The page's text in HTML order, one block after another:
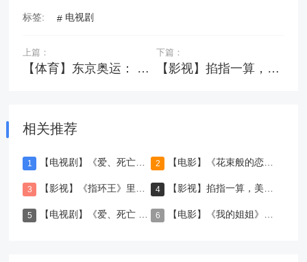
标签: 电视剧
上篇：
【体育】东京奥运： 美国闭幕日夺回金牌榜首，中台港均成绩优异
下篇：
【影视】掐指一算，美国队长的盾牌竟然值3.5亿元人民币
相关推荐
【电视剧】《爱、死亡与机器人》第三季 【电影】《花束般的恋爱》——再见了，但也请别忘却了，我们曾像花儿一般盛开的恋爱
【影视】《指环王》里的二十枚“魔戒”介绍 【影视】掐指一算，美国队长的盾牌竟然值3.5亿元人民币
【电视剧】《爱、死亡 & 机器人》第二季，血腥暴力又脑洞大开! 【电影】《我的姐姐》观后感